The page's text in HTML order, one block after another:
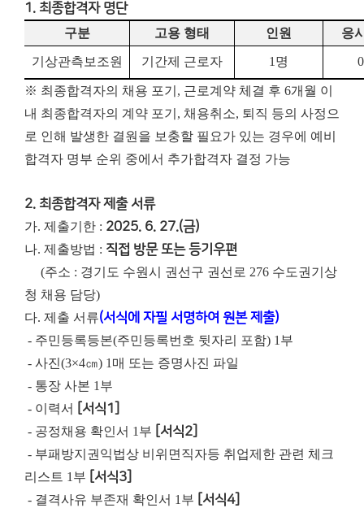
1. 최종합격자 명단
구분 고용 형태 인원 응
기상관측보조원 기간제 근로자 1 명
※ 최종합격자의 채용 포기, 근로계약 체결 후 6개월 이
내 최종합격자의 계약 포기, 채용취소, 퇴직 등의 사정으
로 인해 발생한 결원을 보충할 필요가 있는 경우에 예비
합격자 명부 순위 중에서 추가합격자 결정 가능
2. 최종합격자 제출 서류
가. 제출기한 : 2025. 6. 27.(금)
나. 제출방법 : 직접 방문 또는 등기우편
(주소 : 경기도 수원시 권선구 권선로 276 수도권기상
청 채용 담당)
다. 제출 서류(서식에 자필 서명하여 원본 제출)
- 주민등록등본(주민등록번호 뒷자리 포함) 1부
- 사진(3×4㎝) 1매 또는 증명사진 파일
- 통장 사본 1부
- 이력서
[서식1]
- 공정채용 확인서 1부 [서식2]
- 부패방지권익법상 비위면직자등 취업제한 관련 체크
리스트 1부 [서식3]
- 결격사유 부존재 확인서 1부 [서식4]